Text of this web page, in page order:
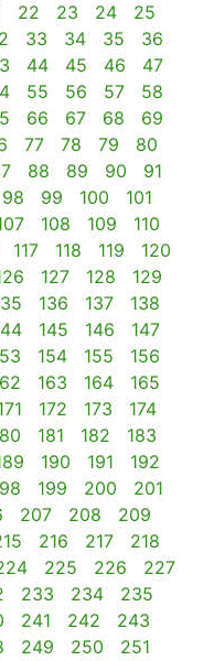
22 23 24
25
33 34 35
36
44 45 46
47
55 56 57
58
66 67 68
69
77 78 79
80
88 89 90
91
98 99 100
101
108 109
110
117 118 119
120
127 128
129
136 137
138
145 146
147
154 155
156
163 164
165
172 173
174
181 182
183
190 191
192
199 200
201
207 208
209
216 217
218
225 226
227
233 234
235
241 242
243
249 250
251